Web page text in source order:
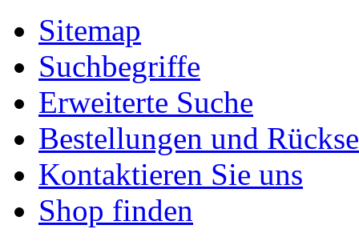
Sitemap
Suchbegriffe
Erweiterte Suche
Bestellungen und
Kontaktieren Sie uns
Shop finden